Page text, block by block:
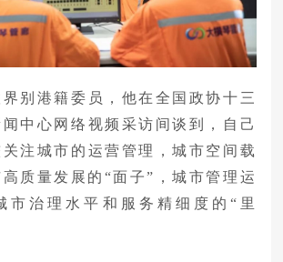
别港籍委员，他在全国政协十三
中心网络视频采访间谈到，自己
注城市的运营管理，城市空间载
质量发展的“面子”，城市管理运
市治理水平和服务精细度的“里